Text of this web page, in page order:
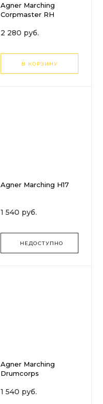
Agner Marching
Corpmaster RH
2 280 руб.
В КОРЗИНУ
Agner Marching H17
1 540 руб.
НЕДОСТУПНО
Agner Marching
Drumcorps
1 540 руб.